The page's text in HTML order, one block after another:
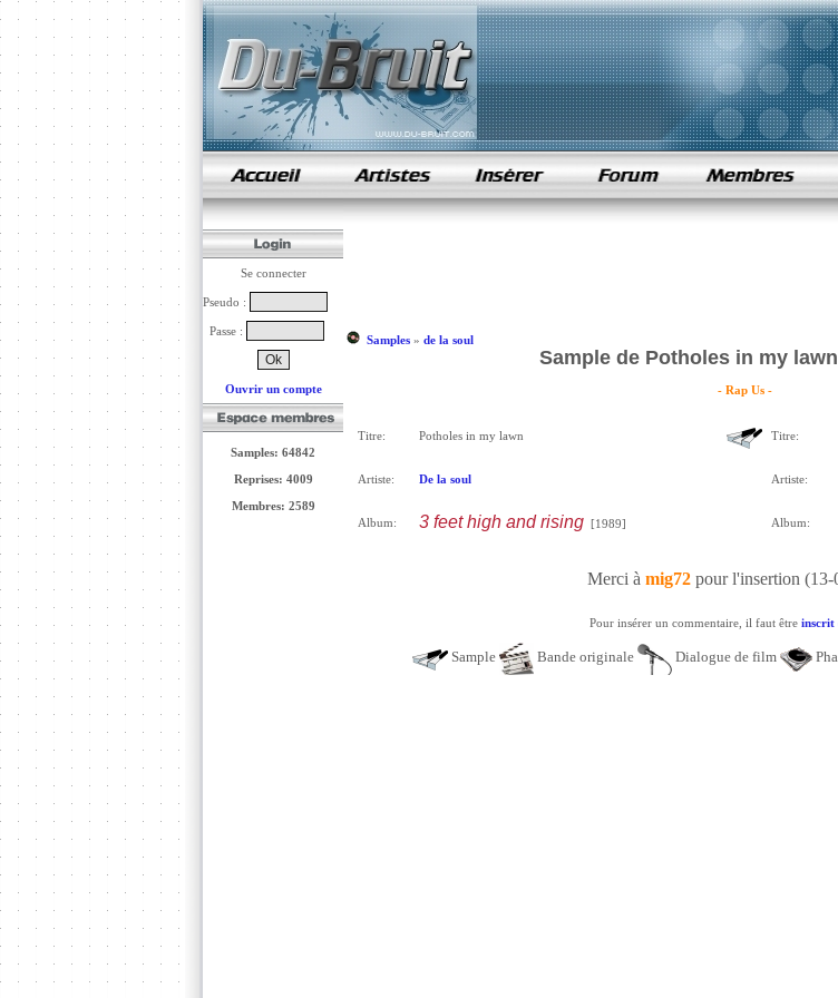
samples de rap
Se connecter
Pseudo :
Passe :
Ouvrir un compte
Samples: 64842
Reprises: 4009
Membres: 2589
Samples» de la soul
Sample de Potholes in my
- Rap Us -
Titre: Potholes in my lawn
Artiste: De la soul
Album: 3 feet high and rising[1989]
Titre:
Artiste:
Album:
Merci à mig72 pour l'insertion (13-
Pour insérer un commentaire, il faut être inscrit
Sample Bande originale Dialogue de film